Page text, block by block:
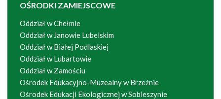
OŚRODKI ZAMIEJSCOWE
Oddział w Chełmie
Oddział w Janowie Lubelskim
Oddział w Białej Podlaskiej
Oddział w Lubartowie
Oddział w Zamościu
Ośrodek Edukacyjno-Muzealny w Brzeźnie
Ośrodek Edukacji Ekologicznej w Sobieszynie